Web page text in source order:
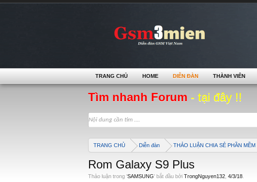
Tìm nhanh Forum - tại đây !!
TRANG CHỦ Diễn đàn THẢO LUẬN CHIA SẺ PHẦN
Rom Galaxy S9 Plus
Thảo luận trong 'SAMSUNG' bắt đầu bởi TrongNguyen132 4/3/18
TRANG CHỦ HOME DIỄN ĐÀN THÀNH VIÊN